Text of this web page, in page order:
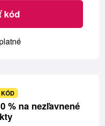
kód
% na nezľavnené